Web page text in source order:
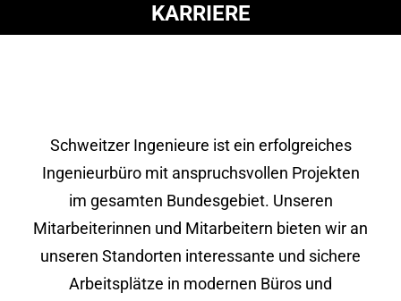
KARRIERE
Schweitzer Ingenieure ist ein erfolgreiches
Ingenieurbüro mit anspruchsvollen Projekten
im gesamten Bundesgebiet. Unseren
Mitarbeiterinnen und Mitarbeitern bieten wir an
unseren Standorten interessante und sichere
Arbeitsplätze in modernen Büros und